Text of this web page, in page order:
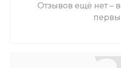
Отзывов ещё нет –